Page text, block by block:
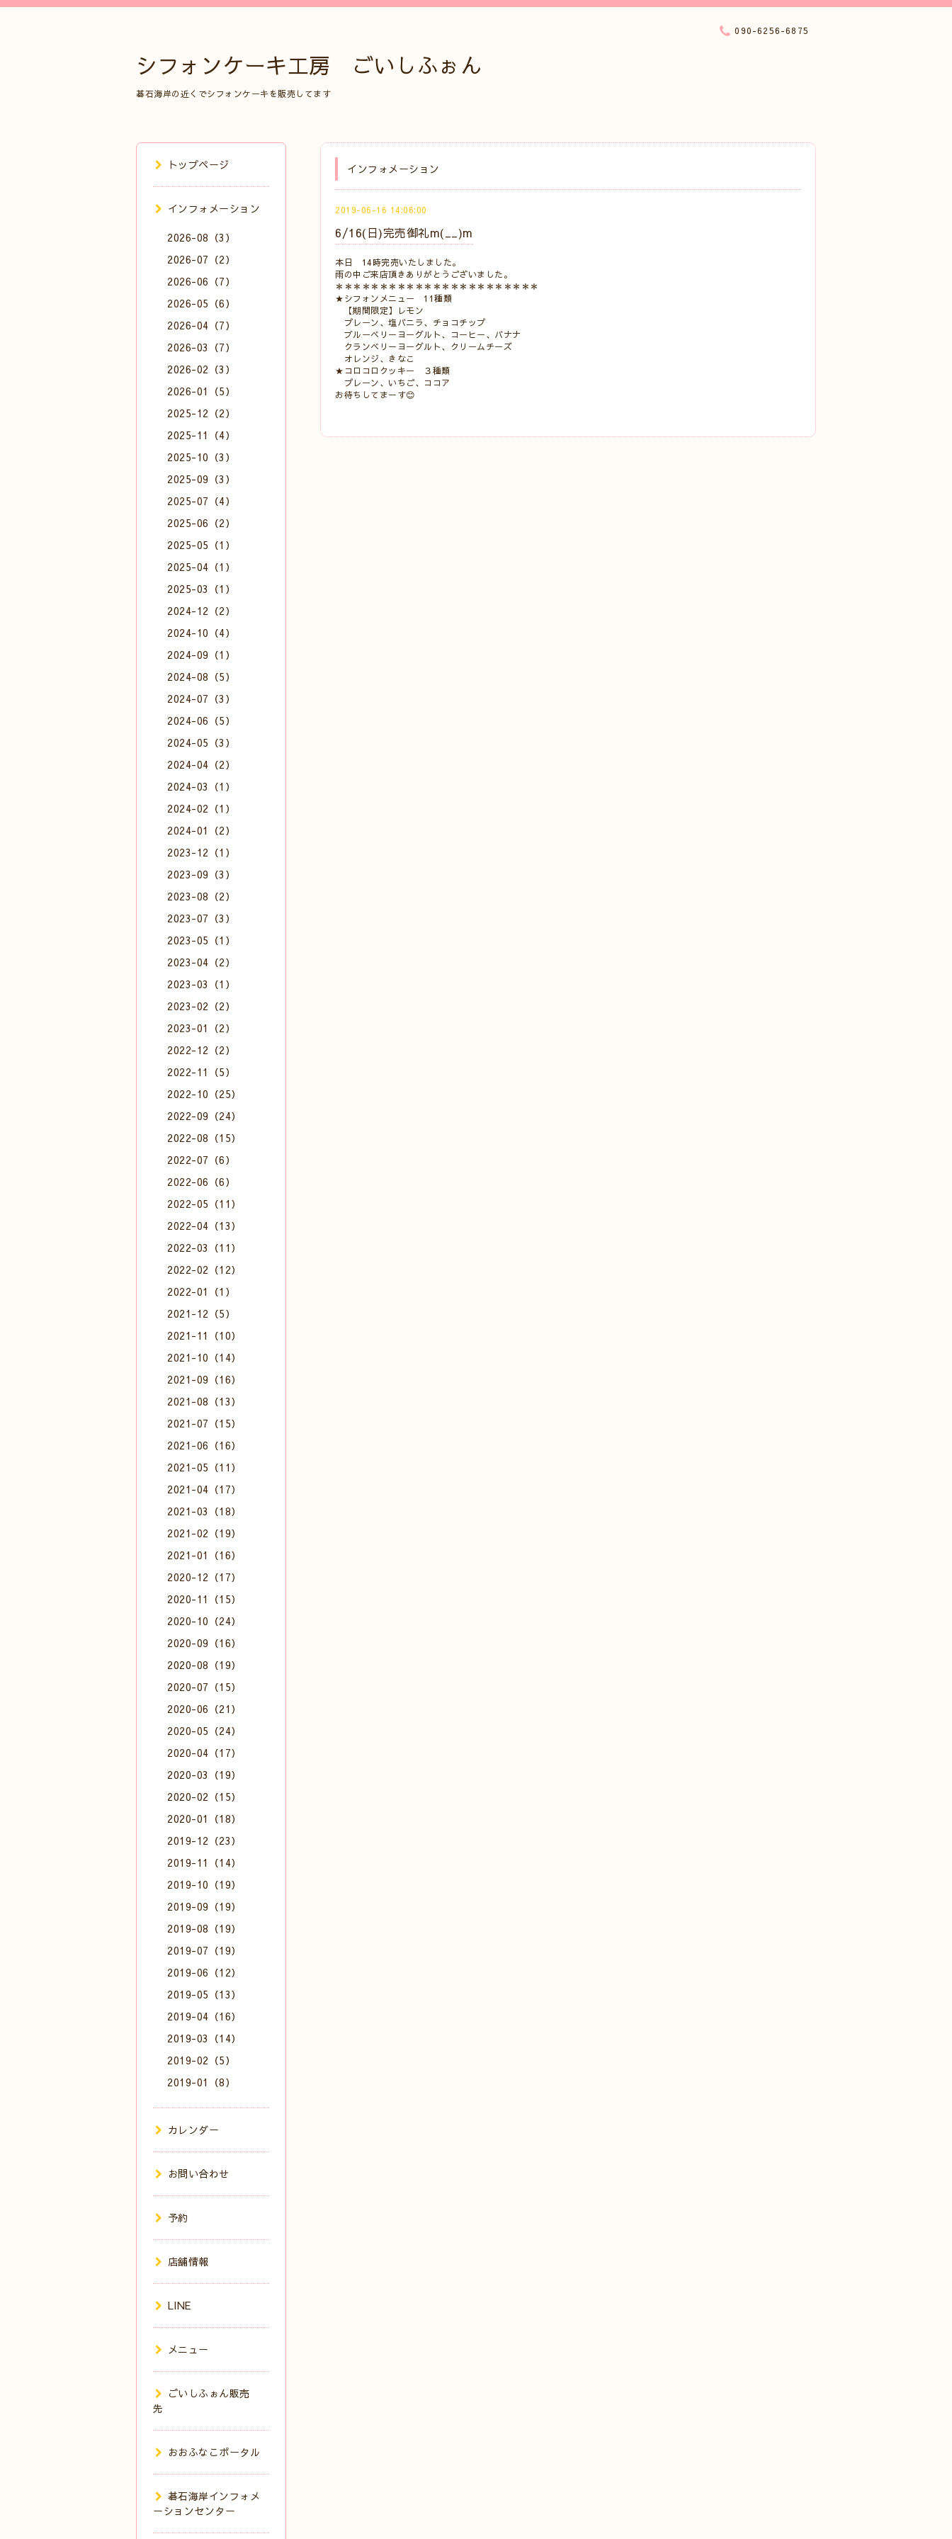
シフォンケーキ工房 ごいしふぉん
碁石海岸の近くでシフォンケーキを販売してます
090-6256-6875
インフォメーション
2019-06-16 14:06:00
6/16(日)完売御礼m(__)m
本日 14時完売いたしました。
雨の中ご来店頂きありがとうございました。
＊＊＊＊＊＊＊＊＊＊＊＊＊＊＊＊＊＊＊＊＊＊＊
★シフォンメニュー 11種類
【期間限定】レモン
プレーン、塩バニラ、チョコチップ
ブルーベリーヨーグルト、コーヒー、バナナ
クランベリーヨーグルト、クリームチーズ
オレンジ、きなこ
★コロコロクッキー ３種類
プレーン、いちご、ココア
お待ちしてまーす😊
トップページ
インフォメーション
2026-08（3）
2026-07（2）
2026-06（7）
2026-05（6）
2026-04（7）
2026-03（7）
2026-02（3）
2026-01（5）
2025-12（2）
2025-11（4）
2025-10（3）
2025-09（3）
2025-07（4）
2025-06（2）
2025-05（1）
2025-04（1）
2025-03（1）
2024-12（2）
2024-10（4）
2024-09（1）
2024-08（5）
2024-07（3）
2024-06（5）
2024-05（3）
2024-04（2）
2024-03（1）
2024-02（1）
2024-01（2）
2023-12（1）
2023-09（3）
2023-08（2）
2023-07（3）
2023-05（1）
2023-04（2）
2023-03（1）
2023-02（2）
2023-01（2）
2022-12（2）
2022-11（5）
2022-10（25）
2022-09（24）
2022-08（15）
2022-07（6）
2022-06（6）
2022-05（11）
2022-04（13）
2022-03（11）
2022-02（12）
2022-01（1）
2021-12（5）
2021-11（10）
2021-10（14）
2021-09（16）
2021-08（13）
2021-07（15）
2021-06（16）
2021-05（11）
2021-04（17）
2021-03（18）
2021-02（19）
2021-01（16）
2020-12（17）
2020-11（15）
2020-10（24）
2020-09（16）
2020-08（19）
2020-07（15）
2020-06（21）
2020-05（24）
2020-04（17）
2020-03（19）
2020-02（15）
2020-01（18）
2019-12（23）
2019-11（14）
2019-10（19）
2019-09（19）
2019-08（19）
2019-07（19）
2019-06（12）
2019-05（13）
2019-04（16）
2019-03（14）
2019-02（5）
2019-01（8）
カレンダー
お問い合わせ
予約
店舗情報
LINE
メニュー
ごいしふぉん販売
先
おおふなこポータル
碁石海岸インフォメ
ーションセンター